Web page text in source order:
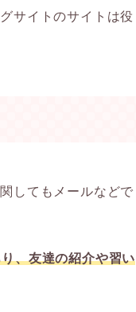
サイトのサイトは役
してもメールなどで
、友達の紹介や習い